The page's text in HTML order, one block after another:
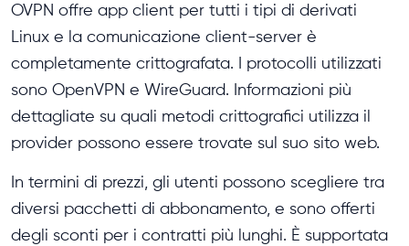
OVPN offre app client per tutti i tipi di derivati ​​
Linux e la comunicazione client-server è
completamente crittografata. I protocolli utilizzati
sono OpenVPN e WireGuard. Informazioni più
dettagliate su quali metodi crittografici utilizza il
provider possono essere trovate sul suo sito web.
In termini di prezzi, gli utenti possono scegliere tra
diversi pacchetti di abbonamento, e sono offerti
degli sconti per i contratti più lunghi. È supportata